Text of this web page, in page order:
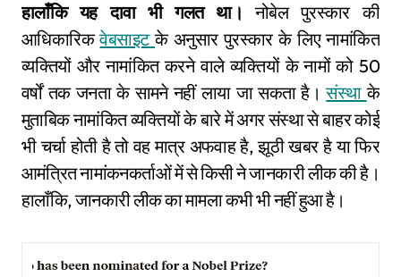
हालाँकि यह दावा भी गलत था। नोबेल पुरस्कार की
आधिकारिकवेबसाइटके अनुसार पुरस्कार के लिए नामांकित
व्यक्तियों और नामांकित करने वाले व्यक्तियों के नामों को 50
वर्षों तक जनता के सामने नहीं लाया जा सकता है।संस्थाके
मुताबिक नामांकित व्यक्तियों के बारे में अगर संस्था से बाहर कोई
भी चर्चा होती है तो वह मात्र अफवाह है, झूठी खबर है या फिर
आमंत्रित नामांकनकर्ताओं में से किसी ने जानकारी लीक की है।
हालाँकि, जानकारी लीक का मामला कभी भी नहीं हुआ है।